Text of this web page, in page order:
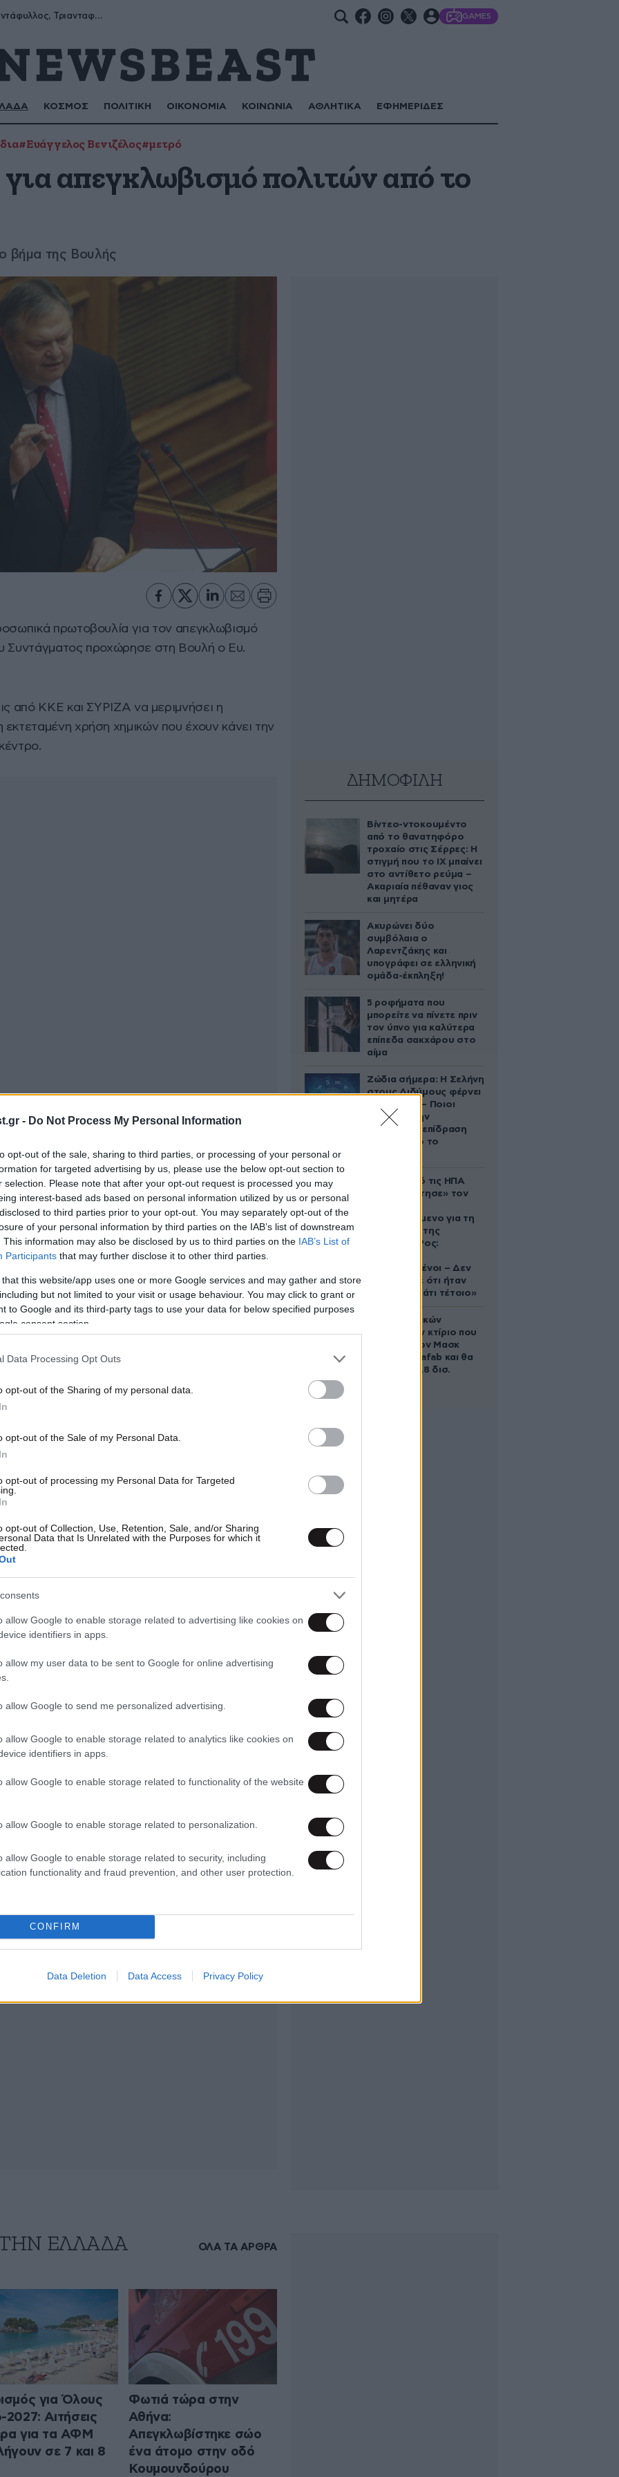
- Do Not Process My Personal Information
opt-out of the sale, sharing to third parties, or processing of your personal or
for targeted advertising by us, please use the below opt-out section to
selection. Please note that after your opt-out request is processed you may
interest-based ads based on personal information utilized by us or personal
to third parties prior to your opt-out. You may separately opt-out of the
of your personal information by third parties on the IAB’s list of downstream
This information may also be disclosed by us to third parties on the IAB’s List of
Participants that may further disclose it to other third parties.
that this website/app uses one or more Google services and may gather and store
but not limited to your visit or usage behaviour. You may click to grant or
to Google and its third-party tags to use your data for below specified purposes
consent section.
Data Processing Opt Outs
opt-out of the Sharing of my personal data.
opt-out of the Sale of my Personal Data.
opt-out of processing my Personal Data for Targeted
opt-out of Collection, Use, Retention, Sale, and/or Sharing
Data that Is Unrelated with the Purposes for which it
allow Google to enable storage related to advertising like cookies on
identifiers in apps.
allow my user data to be sent to Google for online advertising
allow Google to send me personalized advertising.
allow Google to enable storage related to analytics like cookies on
identifiers in apps.
allow Google to enable storage related to functionality of the website
allow Google to enable storage related to personalization.
allow Google to enable storage related to security, including
functionality and fraud prevention, and other user protection.
CONFIRM
Data Deletion Data Access Privacy Policy
Μύρων, Τριαντάφυλλος, Τριανταφυλλιά, Φυλλιώ, Ρόζα GAMES
ΚΟΣΜΟΣ ΠΟΛΙΤΙΚΗ ΟΙΚΟΝΟΜΙΑ ΚΟΙΝΩΝΙΑ ΑΘΛΗΤΙΚΑ ΕΦΗΜΕΡΙΔΕΣ
#Ευάγγελος Βενιζέλος#μετρό
απεγκλωβισμό πολιτών από το
βήμα της Βουλής
πρωτοβουλία για τον απεγκλωβισμό
Συντάγματος προχώρησε στη Βουλή ο Ευ.
από ΚΚΕ και ΣΥΡΙΖΑ να μεριμνήσει η
χρήση χημικών που έχουν κάνει την
ζήτησαν άμεση μέριμνα για τον
μετρό, ενώ ο βουλευτής του ΣΥΡΙΖΑ έκανε
συμπράττουν δυνάμεις ασφαλείας και
καταδικάζει τους κουκουλοφόρους», σχολίασε
Υγείας σχετικά με τα γεγονότα της
παρέδωσαν στο χάος την Αθήνα
μέσα στο Μετρό Συντάγματος
στην Αθήνα. Βασιλεύει το χάος
και συλλήψεις
ΔΗΜΟΦΙΛΗ
Βίντεο-ντοκουμέντο
από το θανατηφόρο
τροχαίο στις Σέρρες: Η
στιγμή που το ΙΧ μπαίνει
στο αντίθετο ρεύμα –
Ακαριαία πέθαναν γιος
και μητέρα
Ακυρώνει δύο
συμβόλαια ο
Λαρεντζάκης και
υπογράφει σε ελληνική
ομάδα-έκπληξη!
5 ροφήματα που
μπορείτε να πίνετε πριν
τον ύπνο για καλύτερα
επίπεδα σακχάρου στο
αίμα
Ζώδια σήμερα: Η Σελήνη
στους Διδύμους φέρνει
ανατροπές – Ποιοι
δέχονται την
ευεργετική επίδραση
του Δία από το
Ζευγάρι από τις ΗΠΑ
που «υιοθέτησε» τον
κατηγορούμενο για τη
δολοφονία της
Ελίζαμπεθ Ρος:
συντετριμμένοι – Δεν
έδειξε ποτέ ότι ήταν
ικανός για κάτι τέτοιο»
Το φαραωνικών
διαστάσεων κτίριο που
χτίζει ο Έλον Μασκ
λέγεται Terafab και θα
κοστίσει 16,8 δισ.
ΕΛΛΑΔΑ ΟΛΑ ΤΑ ΑΡΘΡΑ
για Όλους
2027: Αιτήσεις
για τα ΑΦΜ
σε 7 και 8
Φωτιά τώρα στην
Αθήνα:
Απεγκλωβίστηκε σώο
ένα άτομο στην οδό
Κουμουνδούρου